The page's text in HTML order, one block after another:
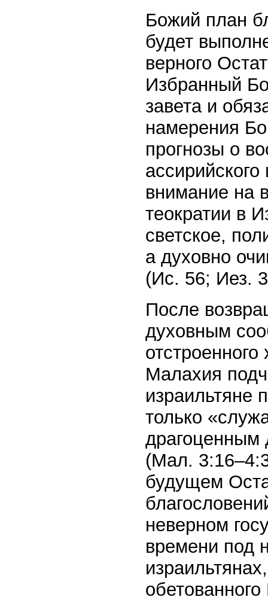
Божий план
будет
верного
Избранный
завета и
намерения
прогнозы о
внимание на
теократии в
светское,
а духовно
(Ис. 56; Иез.
После
духовным
Малахия
израильтяне
только
драгоценным
(Мал.
будущем
неверном
времени под